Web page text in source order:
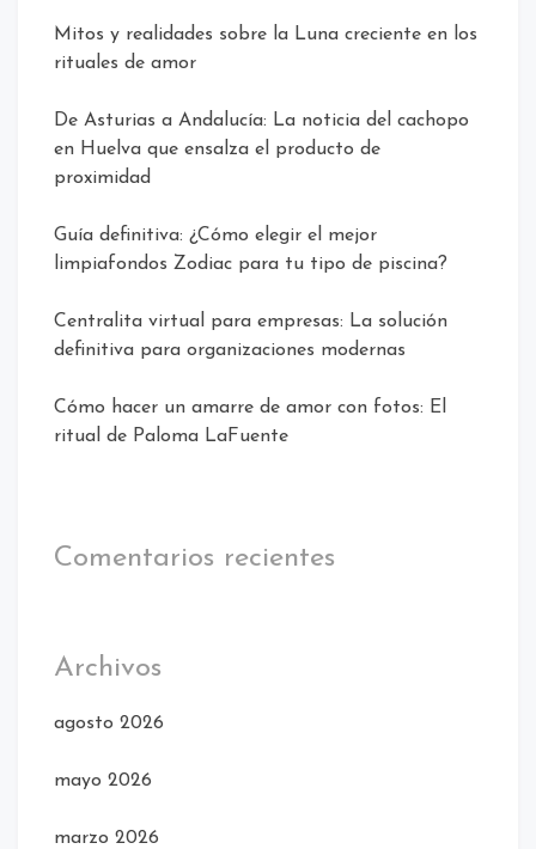
Mitos y realidades sobre la Luna creciente en los
rituales de amor
De Asturias a Andalucía: La noticia del cachopo
en Huelva que ensalza el producto de
proximidad
Guía definitiva: ¿Cómo elegir el mejor
limpiafondos Zodiac para tu tipo de piscina?
Centralita virtual para empresas: La solución
definitiva para organizaciones modernas
Cómo hacer un amarre de amor con fotos: El
ritual de Paloma LaFuente
Comentarios recientes
Archivos
agosto 2026
mayo 2026
marzo 2026